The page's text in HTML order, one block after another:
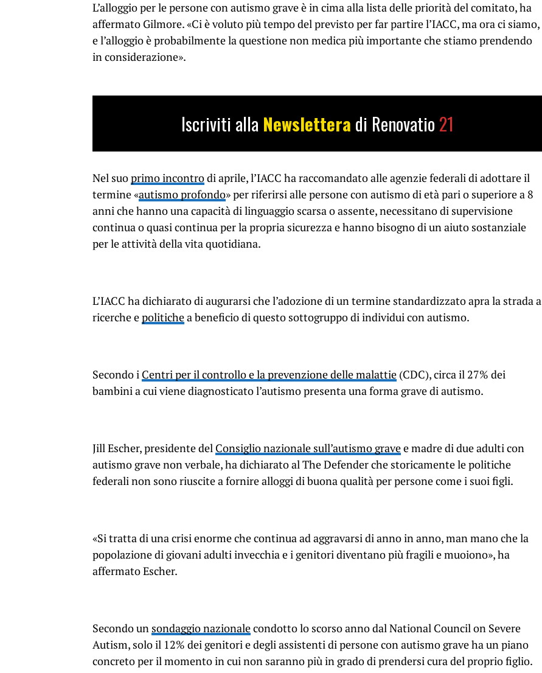
L’alloggio per le persone con autismo grave è in cima alla lista delle priorità del comitato, ha
affermato Gilmore. «Ci è voluto più tempo del previsto per far partire l’IACC, ma ora ci siamo,
e l’alloggio è probabilmente la questione non medica più importante che stiamo prendendo
in considerazione».
Iscriviti alla Newslettera di Renovatio 21
Nel suoprimo incontrodi aprile, l’IACC ha raccomandato alle agenzie federali di adottare il
termine «autismo profondo» per riferirsi alle persone con autismo di età pari o superiore a 8
anni che hanno una capacità di linguaggio scarsa o assente, necessitano di supervisione
continua o quasi continua per la propria sicurezza e hanno bisogno di un aiuto sostanziale
per le attività della vita quotidiana.
L’IACC ha dichiarato di augurarsi che l’adozione di un termine standardizzato apra la strada a
ricerche epolitichea beneficio di questo sottogruppo di individui con autismo.
Secondo i Centri per il controllo e la prevenzione delle malattie (CDC), circa il 27% dei
bambini a cui viene diagnosticato l’autismo presenta una forma grave di autismo.
Jill Escher, presidente del Consiglio nazionale sull’autismo gravee madre di due adulti con
autismo grave non verbale, ha dichiarato al The Defender che storicamente le politiche
federali non sono riuscite a fornire alloggi di buona qualità per persone come i suoi figli.
«Si tratta di una crisi enorme che continua ad aggravarsi di anno in anno, man mano che la
popolazione di giovani adulti invecchia e i genitori diventano più fragili e muoiono», ha
affermato Escher.
Secondo un sondaggio nazionalecondotto lo scorso anno dal National Council on Severe
Autism, solo il 12% dei genitori e degli assistenti di persone con autismo grave ha un piano
concreto per il momento in cui non saranno più in grado di prendersi cura del proprio figlio.